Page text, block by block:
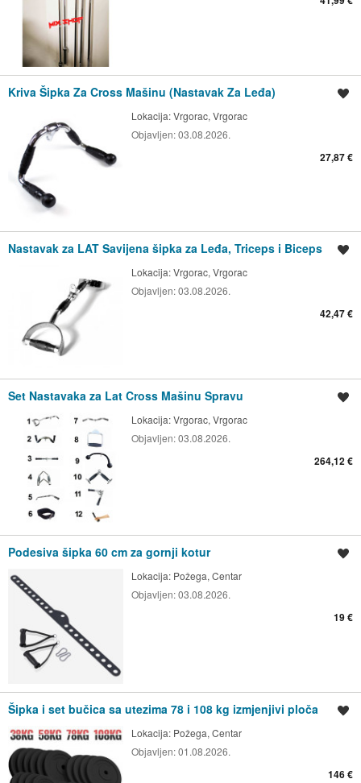
Kriva Šipka Za Cross Mašinu (Nastavak Za Leđa)
Lokacija:Vrgorac, Vrgorac
Objavljen:03.08.2026.
27,87 €
Nastavak za LAT Savijena šipka za Leđa, Triceps i Biceps
Lokacija:Vrgorac, Vrgorac
Objavljen:03.08.2026.
42,47 €
Set Nastavaka za Lat Cross Mašinu Spravu
Lokacija:Vrgorac, Vrgorac
Objavljen:03.08.2026.
264,12 €
Podesiva šipka 60 cm za gornji kotur
Lokacija: Požega, Centar
Objavljen:03.08.2026.
19 €
Šipka i set bučica sa utezima 78 i 108 kg izmjenjivi ploča
Lokacija: Požega, Centar
Objavljen:01.08.2026.
146 €